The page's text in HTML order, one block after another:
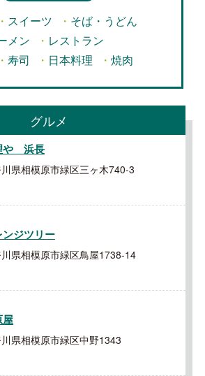
スイーツ
そば・うどん
メン
レストラン
寿司 日本料理 焼肉
グルメ
や 浜長
県相模原市緑区三ヶ木740-3
ジツリー
県相模原市緑区鳥屋1738-14
屋
県相模原市緑区中野1343